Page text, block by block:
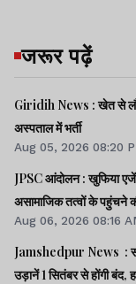
जरूर पढ़ें
Giridih News : खेत से लौट
अस्पताल में भर्ती
Aug 05, 2026 08:20
JPSC आंदोलन : खुफिया
असामाजिक तत्वों के पहुंचने
Aug 06, 2026 08:16
Jamshedpur News :
उड़ानें 1 सितंबर से होंगी बंद,